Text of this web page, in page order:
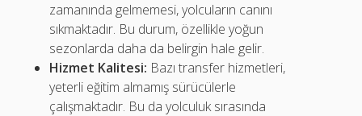
zamanında gelmemesi, yolcuların canını
sıkmaktadır. Bu durum, özellikle yoğun
sezonlarda daha da belirgin hale gelir.
Hizmet Kalitesi: Bazı transfer hizmetleri,
yeterli eğitim almamış sürücülerle
çalışmaktadır. Bu da yolculuk sırasında